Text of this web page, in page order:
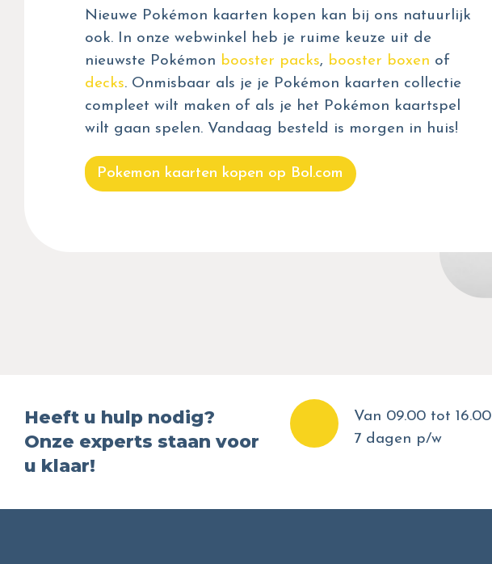
Nieuwe Pokémon kaarten kopen kan bij ons natuurlijk
ook. In onze webwinkel heb je ruime keuze uit de
nieuwste Pokémon booster packs, booster boxen of
decks. Onmisbaar als je je Pokémon kaarten collectie
compleet wilt maken of als je het Pokémon kaartspel
wilt gaan spelen. Vandaag besteld is morgen in huis!
Pokemon kaarten kopen op Bol.com
Heeft u hulp nodig?
Onze experts staan voor
u klaar!
Van 09.00 tot 16.00
7 dagen p/w